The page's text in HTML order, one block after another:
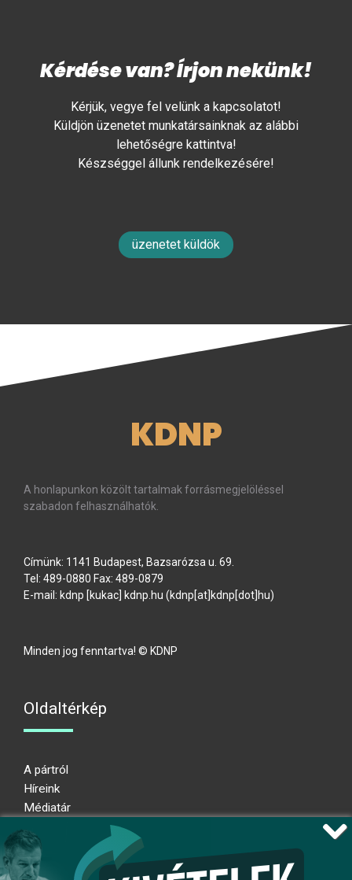
Kérdése van? Írjon nekünk!
Kérjük, vegye fel velünk a kapcsolatot!
Küldjön üzenetet munkatársainknak az alábbi
lehetőségre kattintva!
Készséggel állunk rendelkezésére!
üzenetet küldök
KDNP
A honlapunkon közölt tartalmak forrásmegjelöléssel
szabadon felhasználhatók.
Címünk: 1141 Budapest, Bazsarózsa u. 69.
Tel: 489-0880 Fax: 489-0879
E-mail: kdnp [kukac] kdnp.hu (kdnp[at]kdnp[dot]hu)
Minden jog fenntartva! © KDNP
Oldaltérkép
A pártról
Híreink
Médiatár
Adatkezelési nyilatkozat
Átláthatósági nyilatkozat